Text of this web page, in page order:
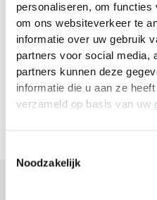
personaliseren, om
om ons websiteverkeer te
informatie over uw gebruik
partners voor social media,
partners kunnen deze
informatie die u aan ze
verzameld op basis van uw
Noodzakelijk
Trunk Series
Headband – Standard
Colors
€31.25